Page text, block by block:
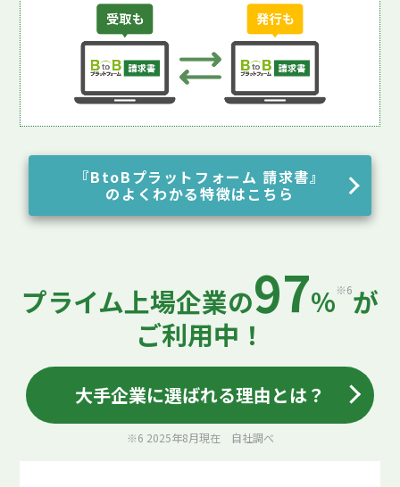
『BtoBプラットフォーム 請求書』
のよくわかる特徴はこちら
プライム上場企業の97%※6が
ご利用中！
大手企業に選ばれる理由とは？
※6 2025年8月現在 自社調べ